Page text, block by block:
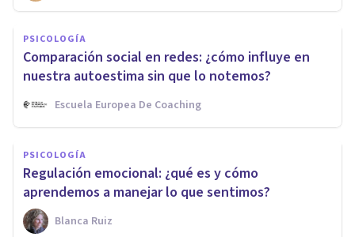
PSICOLOGÍA
Comparación social en redes: ¿cómo influye en
nuestra autoestima sin que lo notemos?
Escuela Europea De Coaching
PSICOLOGÍA
Regulación emocional: ¿qué es y cómo
aprendemos a manejar lo que sentimos?
Blanca Ruiz